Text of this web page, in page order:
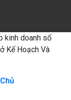
kinh doanh số
Kế Hoạch Và